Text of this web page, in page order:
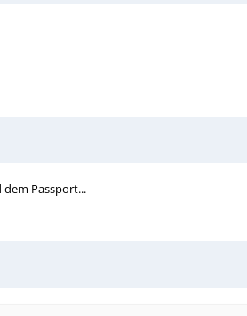
dem Passport...